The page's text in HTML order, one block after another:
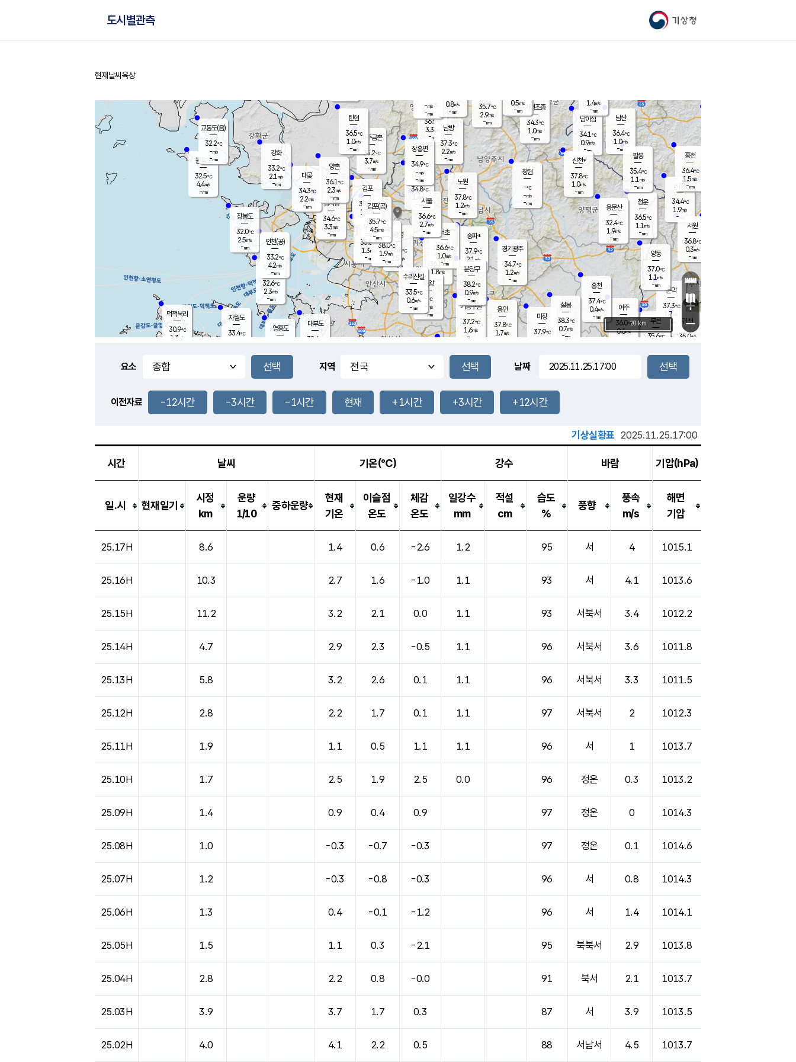
기상청
도시별관측
홈
현재날씨 육상
풍도
3.6m/s
문막
37.3℃
1.7m/s
mm
남이섬
34.1℃
0.9m/s
-mm
무의도
32.6℃
2.3m/s
-mm
영흥도
볼음도
32.5℃
4.4m/s
-mm
자월도
33.4℃
양주
36.5℃
3.3
-mm
부론
35.6℃
과천
36.1℃
1.8m/s
- mm
남산
36.4℃
1.0m/s
-mm
장봉도
32.0℃
2.5m/s
-mm
-mm
청운
36.5℃
1.1 m/s
-mm
팔봉
35.4℃
1.1 m/s
-mm
-mm
용인
37.8℃
1.7m/s
여주
36.0℃
0.6m/s
양동
37.0℃
1.1m/s
-mm
경기광주
34.7℃
1.2m/s
-mm
장호원
1.4m/s
-mm
34.1
℃
대부도
32.4
-
경서동
34.6℃
3.3m/s
-mm
파주금촌
35.2℃
3.7m/s
-mm
가평조종
34.3℃
1.0m/s
-mm
35.7℃
2.9m/s
-mm
대곶
34.3℃
2.2m/s
-mm
신천*
37.8℃
1.0m/s
-mm
창현
-℃
-m/s
-mm
탄현
36.5℃
1.0m/s
-mm
0.5m/s
-mm
37.8℃
1.2m/s
-mm
흥천
37.4℃
0.4m/s
-mm
마장
37.9℃
의왕
- ℃
-m/s
-mm
김포
35.7℃
1.3 m/s
mm
설봉
38.3℃
0.7m/s
-mm
광명
36.8 ℃
2.5 m/s
-mm
부천
35.8℃
1.3m/s
-mm
-mm
양촌
36.1℃
2.3m/s
-mm
구로
38.0℃
1.9m/s
-mm
은평
34.8℃
1.4 m/s
- mm
노원
37.8℃
1.2m/s
-mm
송파*
37.9℃
2.1 m/s
-mm
서초
36.6℃
1.0m/s
-mm
남방
37.3℃
2.2m/s
-mm
기흥구갈
37.2℃
1.6m/s
-
수리산길
33.5℃
0.6m/s
-mm
분당구
38.2℃
0.9m/s
-mm
장흥면
34.9℃
-m/s
-mm
-m/s
-mm
시동
34.4℃
1.9m/s
- mm
귀래
35.0℃
서원
36.8℃
0.3m/s
-mm
용문산
32.4℃
1.9m/s
-mm
덕적북리
30.9℃
1.3 m/s
홍천
36.4℃
1.5m/s
-mm
강화
33.2℃
2.1 m/s
-mm
인천(공)
33.2℃
4.2m/s
-mm
김포(공)
35.7℃
4.5m/s
-mm
서울
36.6℃
2.7m/s
-mm
0.8m/s
-mm
교동도(음)
32.2℃
-m/s
-mm
+
−
20 km
요소 지역 날짜
이전자료 -12시간 -3시간 -1시간 현재 +1시간 +3시간 +12시간
기상실황표 2025.11.25.17:00
시간 날씨 기온(℃) 강수 바람 기압(hPa)
일.시 현재일기
시정
km
운량
1/10
중하운량
현재
기온
이슬점
온도
체감
온도
일강수
mm
적설
cm
습도
%
풍향
풍속
m/s
해면
기압
25.17H 8.6 1.4 0.6 -2.6 1.2 95 서 4 1015.1
25.16H 10.3 2.7 1.6 -1.0 1.1 93 서 4.1 1013.6
25.15H 11.2 3.2 2.1 0.0 1.1 93 서북서 3.4 1012.2
25.14H 4.7 2.9 2.3 -0.5 1.1 96 서북서 3.6 1011.8
25.13H 5.8 3.2 2.6 0.1 1.1 96 서북서 3.3 1011.5
25.12H 2.8 2.2 1.7 0.1 1.1 97 서북서 2 1012.3
25.11H 1.9 1.1 0.5 1.1 1.1 96 서 1 1013.7
25.10H 1.7 2.5 1.9 2.5 0.0 96 정온 0.3 1013.2
25.09H 1.4 0.9 0.4 0.9 97 정온 0 1014.3
25.08H 1.0 -0.3 -0.7 -0.3 97 정온 0.1 1014.6
25.07H 1.2 -0.3 -0.8 -0.3 96 서 0.8 1014.3
25.06H 1.3 0.4 -0.1 -1.2 96 서 1.4 1014.1
25.05H 1.5 1.1 0.3 -2.1 95 북북서 2.9 1013.8
25.04H 2.8 2.2 0.8 -0.0 91 북서 2.1 1013.7
25.03H 3.9 3.7 1.7 0.3 87 서 3.9 1013.5
25.02H 4.0 4.1 2.2 0.5 88 서남서 4.5 1013.7